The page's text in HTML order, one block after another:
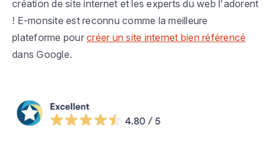
création de site internet et les experts du web l'adorent
! E-monsite est reconnu comme la meilleure
plateforme pour créer un site internet bien référencé
dans Google.